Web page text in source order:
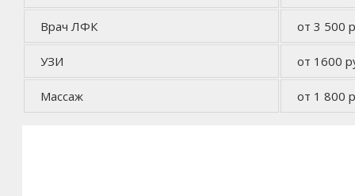
Врач ЛФК от 3 500
УЗИ от 1600
Массаж от 1 800